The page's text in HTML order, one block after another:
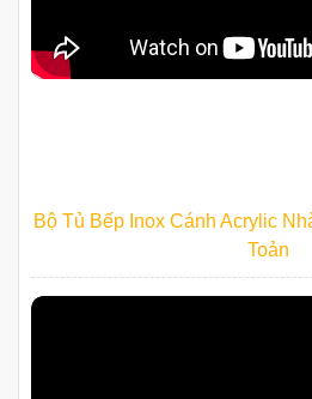
Bộ Tủ Bếp Inox Cánh Acrylic
Toản